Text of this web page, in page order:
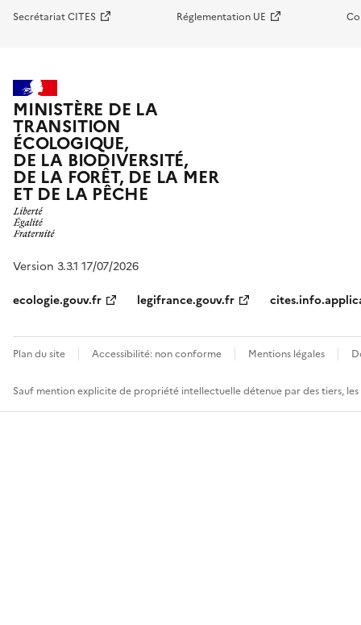
Secrétariat CITES Réglementation UE
MINISTÈRE DE LA
TRANSITION
ÉCOLOGIQUE,
DE LA BIODIVERSITÉ,
DE LA FORÊT, DE LA MER
ET DE LA PÊCHE
Version 3.3.1 17/07/2026
ecologie.gouv.fr
legifrance.gouv.fr
Plan du site Accessibilité: non conforme Mentions légales
Sauf mention explicite de propriété intellectuelle détenue par des tiers,